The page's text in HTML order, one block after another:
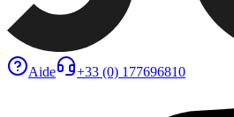
Aide +33 (0) 177696810